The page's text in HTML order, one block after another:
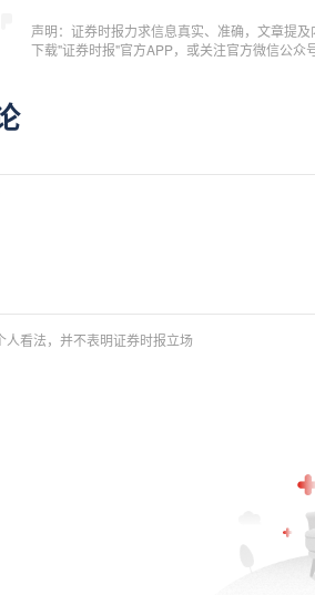
声明：证券时报力求信息真实、准确，文章提
下载"证券时报"官方APP，或关注官方微信公
人看法，并不表明证券时报立场